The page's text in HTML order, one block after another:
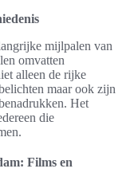
mijlpalen van
omvatten
alleen de rijke
maar ook zijn
Het
die
Films en